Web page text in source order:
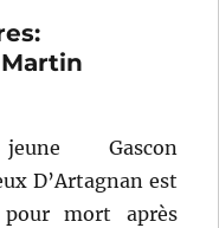
Martin
Gascon
D’Artagnan est
pour mort après